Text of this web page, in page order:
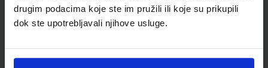
drugim podacima koje ste im pružili ili koje su prikupili
dok ste upotrebljavali njihove usluge.